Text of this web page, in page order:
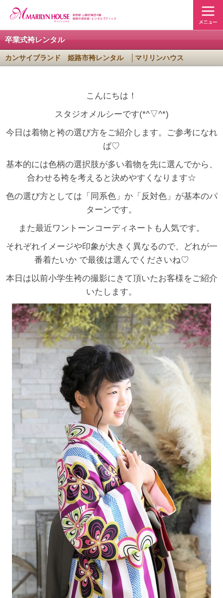
卒業式袴レンタル
カンサイブランド 姫路市袴レンタル │マリリンハウス
こんにちは！
スタジオメルシーです(*^▽^*)
今日は着物と袴の選び方をご紹介します。ご参考になれ
ば♡
基本的には色柄の選択肢が多い着物を先に選んでから、
合わせる袴を考えると決めやすくなります☆
色の選び方としては「同系色」か「反対色」が基本のパ
ターンです。
また最近ワントーンコーディネートも人気です。
それぞれイメージや印象が大きく異なるので、どれが一
番着たいか で最後は選んでくださいね♡
本日は以前小学生袴の撮影にきて頂いたお客様をご紹介
いたします。